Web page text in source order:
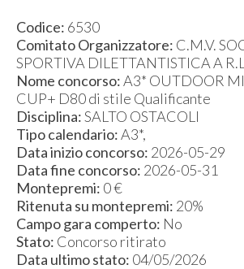
Codice: 6530
Comitato Organizzatore: C.M.V.
SPORTIVA DILETTANTISTICA A
Nome concorso:A3* OUTDOOR
CUP+ D80 di stile Qualificante
Disciplina:SALTO OSTACOLI
Tipo calendario:A3*,
Data inizio concorso: 2026-05-29
Data fine concorso: 2026-05-31
Montepremi: 0 €
Ritenuta su montepremi: 20%
Campo gara comperto: No
Stato: Concorso ritirato
Data ultimo stato: 04/05/2026